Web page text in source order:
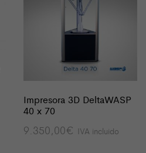
Impresora 3D DeltaWASP
40 x 70
9.350,00€ IVA incluido